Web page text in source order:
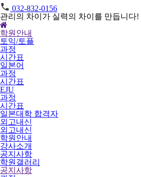
032-832-0156
관리의 차이가 실력의 차이를 만듭니다!
학원안내
토익/토플
과정
시간표
일본어
과정
시간표
EJU
과정
시간표
일본대학 합격자
외고내신
외고내신
학원안내
강사소개
공지사항
학원갤러리
공지사항